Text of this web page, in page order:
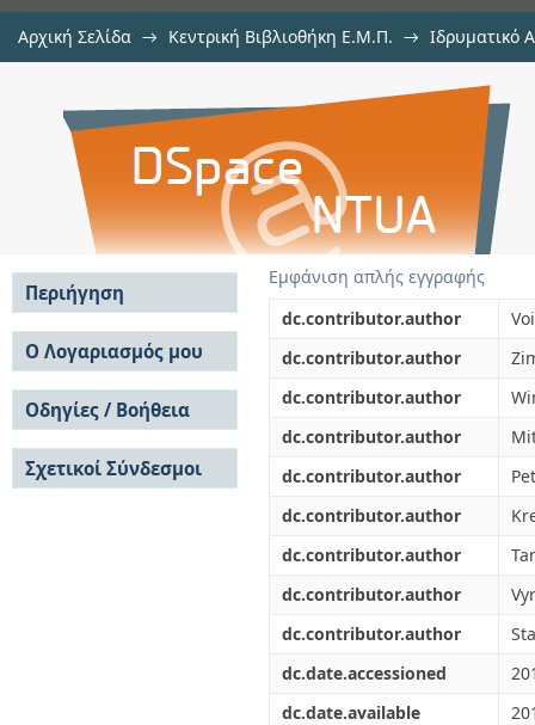
Αρχική Σελίδα → Κεντρική Βιβλιοθήκη Ε.Μ.Π. → Ιδρυματικό
SOI platform for high speed all
Εμφάνιση απλής εγγραφής
dc.contributor.author
dc.contributor.author
dc.contributor.author
dc.contributor.author
dc.contributor.author
dc.contributor.author
dc.contributor.author
dc.contributor.author
dc.contributor.author
dc.date.accessioned
dc.date.available
Περιήγηση
Σε όλο το DSpace
Κοινότητες & Συλλογές
Ανά Ημερομηνία
Έκδοσης
Συγγραφείς
Τίτλοι
Θέματα
Ο Λογαριασμός μου
Σύνδεση
Εγγραφή
Οδηγίες / Βοήθεια
Οδηγίες Υποβολής
Οδηγίες Χρήσης ΙΑ
Συχνές Ερωτήσεις
Σχετικοί Σύνδεσμοι